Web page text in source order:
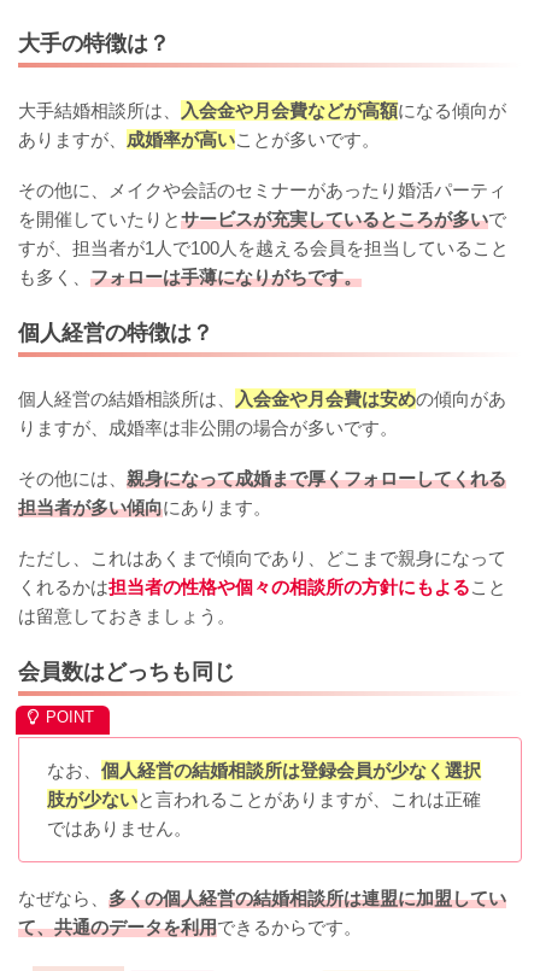
大手の特徴は？
大手結婚相談所は、 入会金や月会費などが高額になる傾向が
ありますが、 成婚率が高いことが多いです。
その他に、メイクや会話のセミナーがあったり婚活パーティ
を開催していたりとサービスが充実しているところが多いで
すが、担当者が1人で100人を越える会員を担当していること
も多く、 フォローは手薄になりがちです。
個人経営の特徴は？
個人経営の結婚相談所は、 入会金や月会費は安めの傾向があ
りますが、成婚率は非公開の場合が多いです。
その他には、 親身になって成婚まで厚くフォローしてくれる
担当者が多い傾向にあります。
ただし、これはあくまで傾向であり、どこまで親身になって
くれるかは担当者の性格や個々の相談所の方針にもよること
は留意しておきましょう。
会員数はどっちも同じ
なお、 個人経営の結婚相談所は登録会員が少なく選択
肢が少ないと言われることがありますが、これは正確
ではありません。
なぜなら、 多くの個人経営の結婚相談所は連盟に加盟してい
て、共通のデータを利用できるからです。